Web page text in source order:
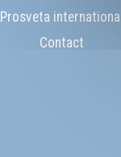
Prosveta international
Contact